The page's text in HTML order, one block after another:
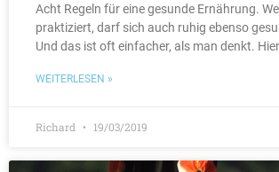
Acht Regeln für eine gesunde Ernährung.
praktiziert, darf sich auch ruhig ebenso
Und das ist oft einfacher, als man denkt. Hier
WEITERLESEN »
Richard 19/03/2019